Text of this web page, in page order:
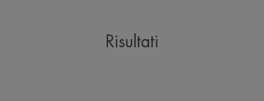
L’OPINIONE DEL NOSTRO ESPERTO
Risultati